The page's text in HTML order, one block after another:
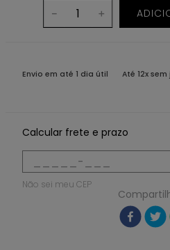
＋
－
Envio em até 1 dia útil Até 12x sem
Calcular frete e prazo
Não sei meu CEP